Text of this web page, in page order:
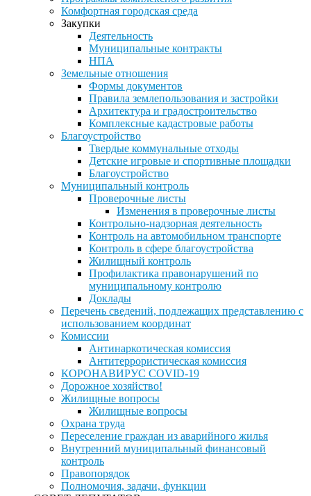
Комфортная городская среда
Закупки
Деятельность
Муниципальные контракты
НПА
Земельные отношения
Формы документов
Правила землепользования и застройки
Архитектура и градостроительство
Комплексные кадастровые работы
Благоустройство
Твердые коммунальные отходы
Детские игровые и спортивные площадки
Благоустройство
Муниципальный контроль
Проверочные листы
Изменения в проверочные листы
Контрольно-надзорная деятельность
Контроль на автомобильном транспорте
Контроль в сфере благоустройства
Жилищный контроль
Профилактика правонарушений по
муниципальному контролю
Доклады
Перечень сведений, подлежащих представлению с
использованием координат
Комиссии
Антинаркотическая комиссия
Антитеррористическая комиссия
КОРОНАВИРУС COVID-19
Дорожное хозяйство!
Жилищные вопросы
Жилищные вопросы
Охрана труда
Переселение граждан из аварийного жилья
Внутренний муниципальный финансовый
контроль
Правопорядок
Полномочия, задачи, функции